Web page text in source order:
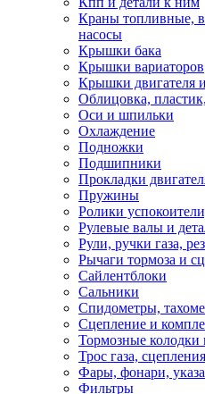
Краны топливные,
насосы
Крышки бака
Крышки вариаторов
Крышки двигателя
Облицовка,
Оси и шпильки
Охлаждение
Подножки
Подшипники
Прокладки
Пружины
Ролики
Рулевые валы и
Рули, ручки газа,
Рычаги тормоза и
Сайлентблоки
Сальники
Спидометры,
Сцепление и
Тормозные колодки
Трос газа,
Фары, фонари,
Фильтры